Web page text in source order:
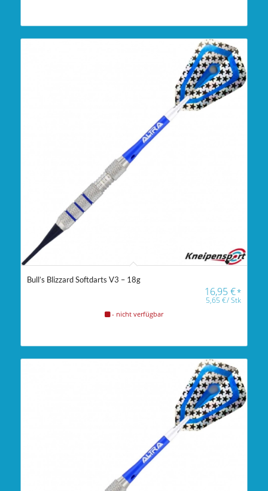
Bull’s Blizzard Softdarts V3 – 18g
16,95€*
5,65€/Stk
- nicht verfügbar